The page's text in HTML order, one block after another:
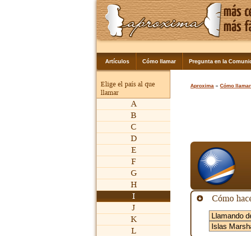
Artículos Cómo llamar Pregunta en la
Elige el país al que
llamar
A
B
C
D
E
F
G
H
I
J
K
L
Aproxima »Cómo llamar
Cómo